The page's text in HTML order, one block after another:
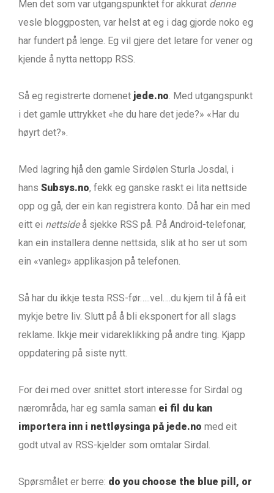
Men det som var utgangspunktet for akkurat denne
vesle bloggposten, var helst at eg i dag gjorde noko eg
har fundert på lenge. Eg vil gjere det letare for vener og
kjende å nytta nettopp RSS.
Så eg registrerte domenet jede.no . Med utgangspunkt
i det gamle uttrykket «he du hare det jede?» «Har du
høyrt det?».
Med lagring hjå den gamle Sirdølen Sturla Josdal, i
hans Subsys.no, fekk eg ganske raskt ei lita nettside
opp og gå, der ein kan registrera konto. Då har ein med
eitt ei nettsideå sjekke RSS på. På Android-telefonar,
kan ein installera denne nettsida, slik at ho ser ut som
ein «vanleg» applikasjon på telefonen.
Så har du ikkje testa RSS-før…..vel….du kjem til å få eit
mykje betre liv. Slutt på å bli eksponert for all slags
reklame. Ikkje meir vidareklikking på andre ting. Kjapp
oppdatering på siste nytt.
For dei med over snittet stort interesse for Sirdal og
nærområda, har eg samla saman ei fil du kan
importera inn i nettløysinga på jede.no med eit
godt utval av RSS-kjelder som omtalar Sirdal.
Spørsmålet er berre: do you choose the blue pill, or